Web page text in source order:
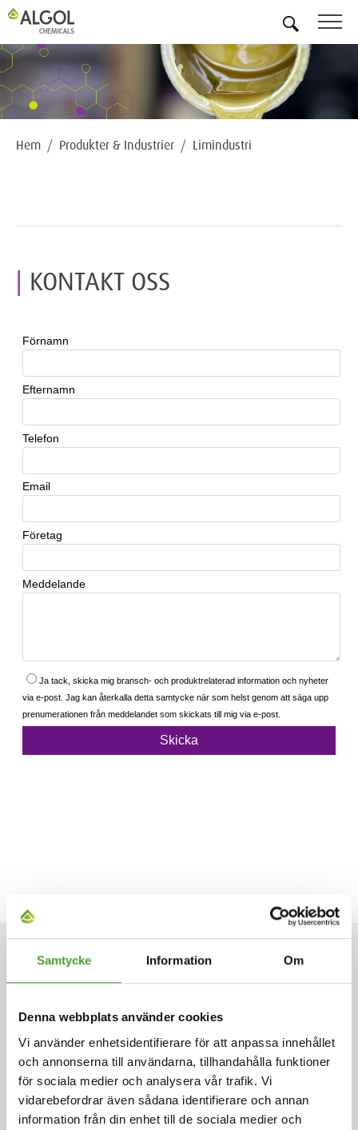
Samtycke Information Om
Denna webbplats använder cookies
Vi använder enhetsidentifierare för att anpassa innehållet
och annonserna till användarna, tillhandahålla funktioner
för sociala medier och analysera vår trafik. Vi
vidarebefordrar även sådana identifierare och annan
information från din enhet till de sociala medier och
Hem Produkter & Industrier Limindustri
KONTAKT OSS
ARTIKLAR